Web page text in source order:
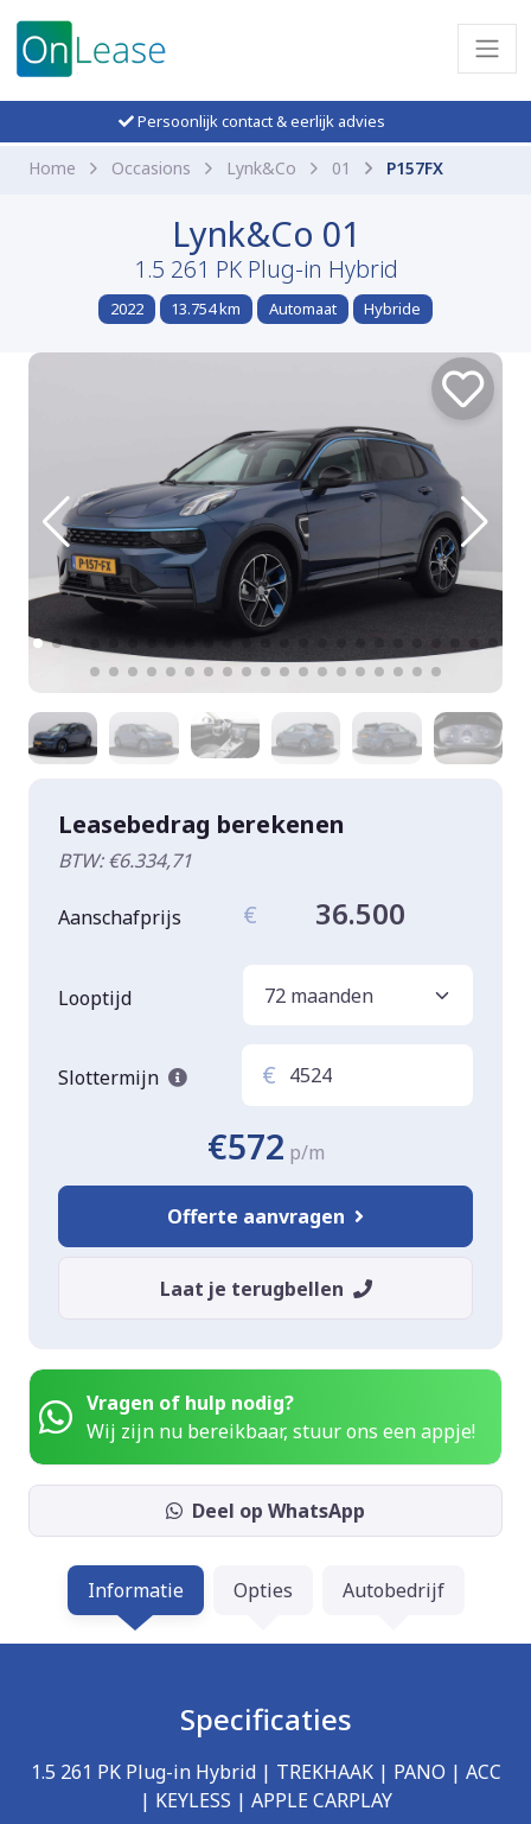
Persoonlijk contact & eerlijk advies
Home Occasions Lynk&Co 01 P157FX
Lynk&Co 01
1.5 261 PK Plug-in Hybrid
2022 13.754 km Automaat Hybride
Leasebedrag berekenen
BTW: €6.334,71
Aanschafprijs € 36.500
Looptijd
Slottermijn €
€572 p/m
Offerte aanvragen
Laat je terugbellen
Vragen of hulp nodig?
Wij zijn nu bereikbaar, stuur ons een appje!
Deel op WhatsApp
Informatie Opties Autobedrijf
Specificaties
1.5 261 PK Plug-in Hybrid | TREKHAAK | PANO | ACC
| KEYLESS | APPLE CARPLAY